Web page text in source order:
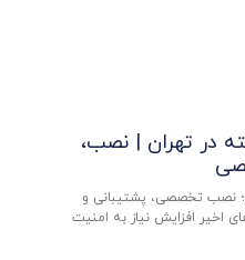
در تهران | نصب،
نصب تخصصی، پشتیبانی و
اخیر افزایش نیاز به امنیت